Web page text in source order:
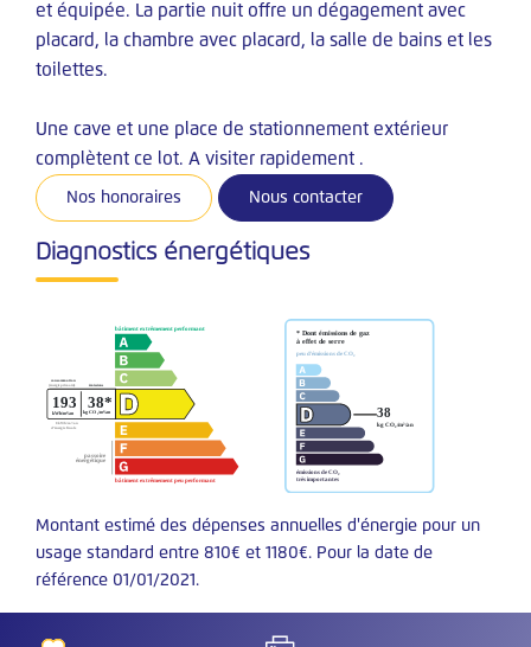
Services
Nos Garanties
Extranet
CONTACT
et équipée. La partie nuit offre un dégagement avec
placard, la chambre avec placard, la salle de bains et les
toilettes.
Une cave et une place de stationnement extérieur
complètent ce lot. A visiter rapidement .
Nos honoraires Nous contacter
Diagnostics énergétiques
Montant estimé des dépenses annuelles d'énergie pour un
usage standard entre 810€ et 1180€. Pour la date de
référence 01/01/2021.